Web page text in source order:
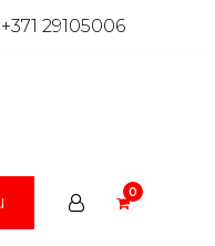
+371 29105006